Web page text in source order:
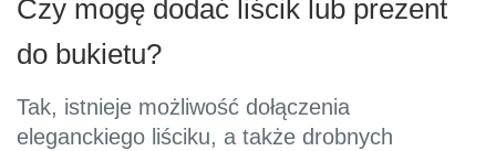
Czy mogę dodać liścik lub prezent
do bukietu?
Tak, istnieje możliwość dołączenia
eleganckiego liściku, a także drobnych